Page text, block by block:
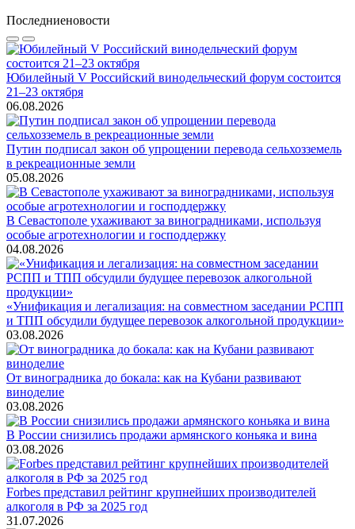
Последниеновости
Юбилейный V Российский винодельческий форум состоится
21–23 октября
06.08.2026
Путин подписал закон об упрощении перевода сельхозземель
в рекреационные земли
05.08.2026
В Севастополе ухаживают за виноградниками, используя
особые агротехнологии и господдержку
04.08.2026
«Унификация и легализация: на совместном заседании РСПП
и ТПП обсудили будущее перевозок алкогольной продукции»
03.08.2026
От виноградника до бокала: как на Кубани развивают
виноделие
03.08.2026
В России снизились продажи армянского коньяка и вина
03.08.2026
Forbes представил рейтинг крупнейших производителей
алкоголя в РФ за 2025 год
31.07.2026